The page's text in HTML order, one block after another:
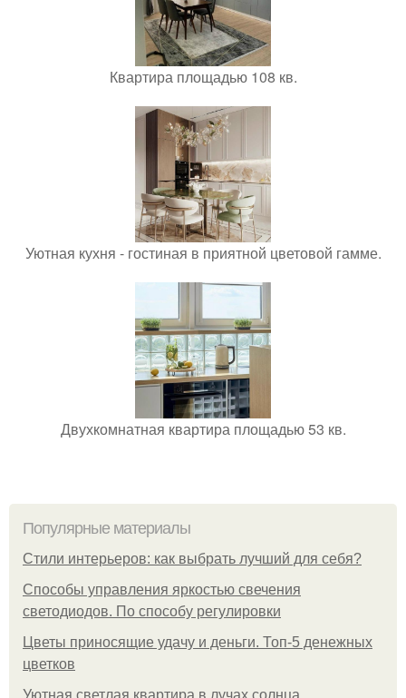
Квартира площадью 108 кв.
Уютная кухня - гостиная в приятной цветовой гамме.
Двухкомнатная квартира площадью 53 кв.
Популярные материалы
Стили интерьеров: как выбрать лучший для себя?
Способы управления яркостью свечения
светодиодов. По способу регулировки
Цветы приносящие удачу и деньги. Топ-5 денежных
цветков
Уютная светлая квартира в лучах солнца.